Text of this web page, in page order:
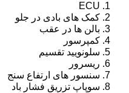
ECU
کمک های بادی در جلو
بالن ها در عقب
کمپرسور
سلونویید تقسیم
ریسرور
سنسور های ارتفاع سنج
سوپاپ تزریق فشار باد